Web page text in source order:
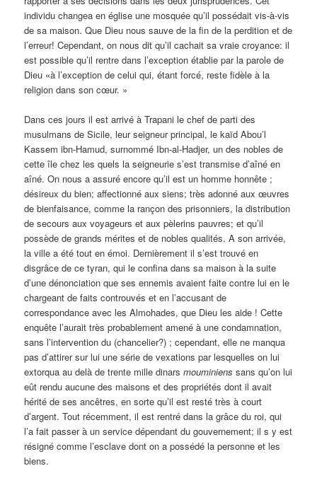
individu changea en église une mosquée qu’il possédait vis-à-vis
de sa maison. Que Dieu nous sauve de la fin de la perdition et de
l’erreur! Cependant, on nous dit qu’il cachait sa vraie croyance: il
est possible qu’il rentre dans l’exception établie par la parole de
Dieu «à l’exception de celui qui, étant forcé, reste fidèle à la
religion dans son cœur. »
Dans ces jours il est arrivé à Trapani le chef de parti des
musulmans de Sicile, leur seigneur principal, le kaïd Abou’l
Kassem ibn-Hamud, surnommé Ibn-al-Hadjer, un des nobles de
cette île chez les quels la seigneurie s’est transmise d’aîné en
aîné. On nous a assuré encore qu’il est un homme honnête ;
désireux du bien; affectionné aux siens; très adonné aux œuvres
de bienfaisance, comme la rançon des prisonniers, la distribution
de secours aux voyageurs et aux pèlerins pauvres; et qu’il
possède de grands mérites et de nobles qualités. A son arrivée,
la ville a été tout en émoi. Dernièrement il s’est trouvé en
disgrâce de ce tyran, qui le confina dans sa maison à la suite
d’une dénonciation que ses ennemis avaient faite contre lui en le
chargeant de faits controuvés et en l’accusant de
correspondance avec les Almohades, que Dieu les aide ! Cette
enquête l’aurait très probablement amené à une condamnation,
sans l’intervention du (chancelier?) ; cependant, elle ne manqua
pas d’attirer sur lui une série de vexations par lesquelles on lui
extorqua au delà de trente mille dinarsmouminiens sans qu’on lui
eût rendu aucune des maisons et des propriétés dont il avait
hérité de ses ancêtres, en sorte qu’il est resté très à court
d’argent. Tout récemment, il est rentré dans la grâce du roi, qui
l’a fait passer à un service dépendant du gouvernement; il s y est
résigné comme l’esclave dont on a possédé la personne et les
biens.